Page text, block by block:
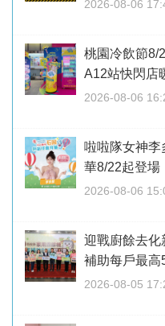
2026-08-06
桃園冷飲節8/
A12站快閃店
2026-08-06
啦啦隊女神
華8/22起登場
2026-08-06
迎戰廚餘去
補助每戶最
2026-08-05